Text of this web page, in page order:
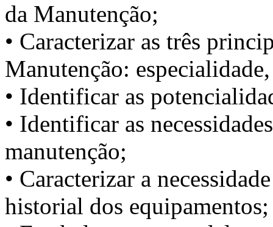
da Manutenção;
• Caracterizar as três
Manutenção:
• Identificar as
• Identificar as
manutenção;
• Caracterizar a
historial dos equipamentos;